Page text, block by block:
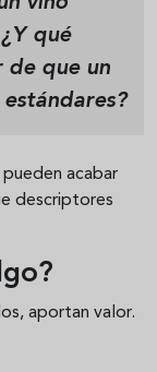
qué
de que un
acabar
descriptores
aportan valor.